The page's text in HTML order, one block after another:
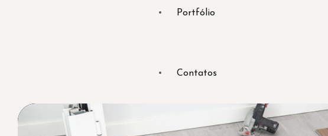
Portfólio
Contatos